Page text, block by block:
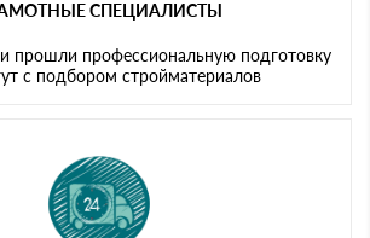
СПЕЦИАЛИСТЫ
прошли профессиональную подготовку
с подбором стройматериалов